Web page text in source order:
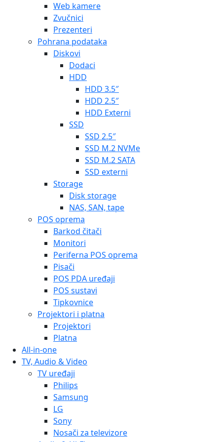
Web kamere
Zvučnici
Prezenteri
Pohrana podataka
Diskovi
Dodaci
HDD
HDD 3.5″
HDD 2.5″
HDD Externi
SSD
SSD 2.5″
SSD M.2 NVMe
SSD M.2 SATA
SSD externi
Storage
Disk storage
NAS, SAN, tape
POS oprema
Barkod čitači
Monitori
Periferna POS oprema
Pisači
POS PDA uređaji
POS sustavi
Tipkovnice
Projektori i platna
Projektori
Platna
All-in-one
TV, Audio & Video
TV uređaji
Philips
Samsung
LG
Sony
Nosači za televizore